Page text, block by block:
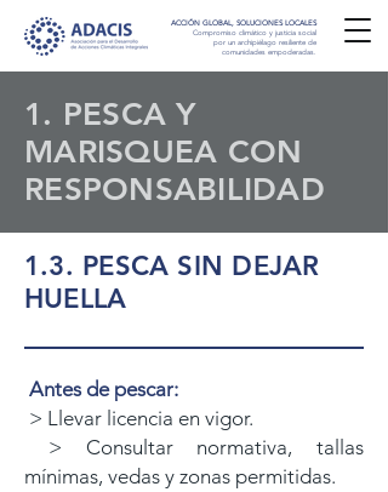
ACCIÓN GLOBAL, SOLUCIONES LOCALES
Compromiso climático y justicia social
por un archipiélago resiliente de
comunidades empoderadas.
1. PESCA Y
MARISQUEA CON
RESPONSABILIDAD
1.3. PESCA SIN DEJAR
HUELLA
Antes de pescar:
> Llevar licencia en vigor.
> Consultar normativa, tallas
mínimas, vedas y zonas permitidas.